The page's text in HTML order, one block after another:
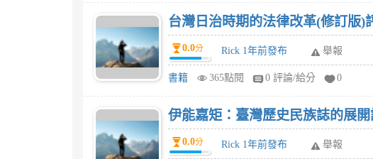
台灣日治時期的法律改革(修訂版)
0.0分 Rick 1年前發布 舉報
書籍 365點閱 0 評論/給分 0
伊能嘉矩：臺灣歷史民族誌的展
0.0分 Rick 1年前發布 舉報